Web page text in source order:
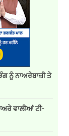
ਨੂੰ ਨਾਅਰੇਬਾਜ਼ੀ ਤੇ
ਵਾਲੀਆਂ ਟੀ-